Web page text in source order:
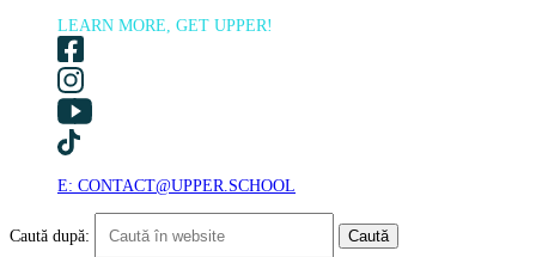
LEARN MORE, GET UPPER!
E: CONTACT@UPPER.SCHOOL
Caută după: